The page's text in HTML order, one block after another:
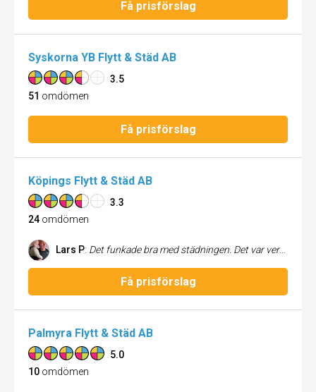
Få prisförslag
Syskorna YB Flytt & Städ AB
3.5
51 omdömen
Få prisförslag
Köpings Flytt & Städ AB
3.3
24 omdömen
Lars P: Det funkade bra med städningen. Det var verkligen fint och fastighetsägaren hade inget att anmärka på. När det gäller flytten så var de effektiva och löste det bra. Det fattades skruvar till sängstommen. Jag ringde om det och det kom några på posten men det var inte alla. Vi hade lagt skruvarna i plastpåsar som vi tejpade fast på sängstommen med packtejp. De var borta. Det löste sig eftersom IKEA har en service där man kan beställa delar gratis. Alla köksknivar försvann. Jag kan inte skylla bolaget för det men de är borta. Vi har packat upp allt men de finns inte. Det var två japanska och tre vanliga, varav en brödkniv. Dessutom en fruktkniv. Vi fick köpa nya för 1500kr, vilket känns surt. Bortsett från det så är jag nöjd! Smidigt med betalningen och de var punktliga. Jag kan rekommendera företaget.
Få prisförslag
Palmyra Flytt & Städ AB
5.0
10 omdömen